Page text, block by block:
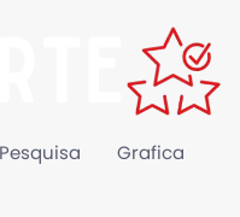
Pesquisa Grafica